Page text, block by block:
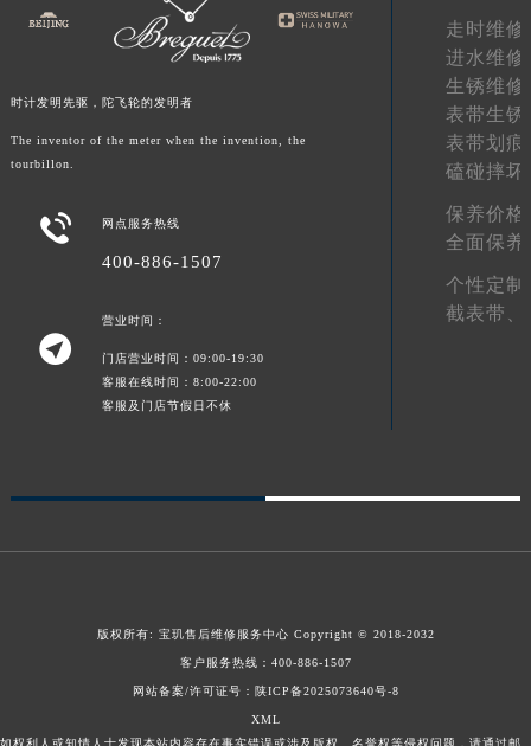
陕西省宝鸡市渭滨区经二路宝玑售后服务中心（需提前预约）
陕西省汉中市汉台区北大街宝玑售后服务中心（需提前预约）
陕西省商洛市商州区州城街宝玑售后服务中心（需提前预约）
陕西省铜川市王益区红旗街宝玑售后服务中心（需提前预约）
陕西省渭南市临渭区东风大街宝玑售后服务中心（需提前预约）
陕西省咸阳市秦都区沣西新城统一西路与白马河路交汇处宝玑售后服务中心（需提前预约）
陕西省延安市宝塔区中心街宝玑售后服务中心（需提前预约）
陕西省榆林市榆阳区长兴路宝玑售后服务中心（需提前预约）
新疆维吾尔自治区阿克苏市东大街宝玑售后服务中心（需提前预约）
新疆维吾尔自治区阿拉尔市胜利大道宝玑售后服务中心（需提前预约）
新疆维吾尔自治区喀什市解放北路宝玑售后服务中心（需提前预约）
时计发明先驱，陀飞轮的发明者
The inventor of the meter when the invention, the
tourbillon.
 网点服务热线
400-886-1507

营业时间：
门店营业时间：09:00-19:30
客服在线时间：8:00-22:00
客服及门店节假日不休
走时维修
进水维修
生锈维修
表带生锈
表带划痕
磕碰摔坏
保养价格
全面保养
个性定制
截表带、
版权所有: 宝玑售后维修服务中心 Copyright © 2018-2032
客户服务热线： 400-886-1507
网站备案/许可证号：陕ICP备2025073640号-8
XML
如权利人或知情人士发现本站内容存在事实错误或涉及版权、名誉权等侵权问题，请通过邮